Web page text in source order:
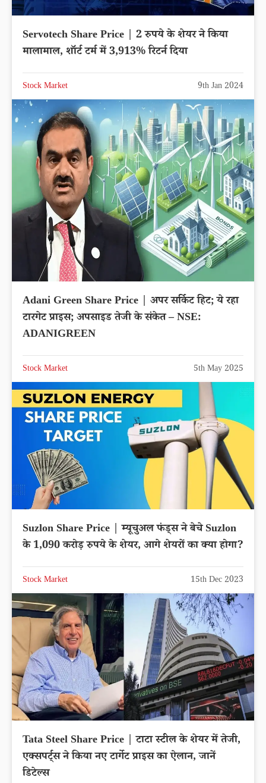
Servotech Share Price | 2 रुपये के शेयर ने किया
मालामाल, शॉर्ट टर्म में 3,913% रिटर्न दिया
Stock Market 9th Jan 2024
Adani Green Share Price | अपर सर्किट हिट; ये रहा
टारगेट प्राइस; अपसाइड तेजी के संकेत – NSE:
ADANIGREEN
Stock Market 5th May 2025
Suzlon Share Price | म्यूचुअल फंड्स ने बेचे Suzlon
के 1,090 करोड़ रुपये के शेयर, आगे शेयरों का क्या होगा?
Stock Market 15th Dec 2023
Tata Steel Share Price | टाटा स्टील के शेयर में तेजी,
एक्सपर्ट्स ने किया नए टार्गेट प्राइस का ऐलान, जानें
डिटेल्स